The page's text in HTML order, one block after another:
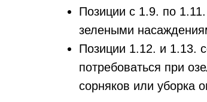
Позиции с 1.9. по
зелеными
Позиции 1.12. и 1.13.
потребоваться при
сорняков или уборка